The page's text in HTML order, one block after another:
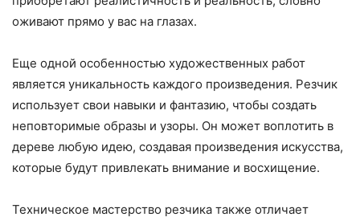
оживают прямо у вас на глазах.
Еще одной особенностью художественных работ
является уникальность каждого произведения. Резчик
использует свои навыки и фантазию, чтобы создать
неповторимые образы и узоры. Он может воплотить в
дереве любую идею, создавая произведения искусства,
которые будут привлекать внимание и восхищение.
Техническое мастерство резчика также отличает